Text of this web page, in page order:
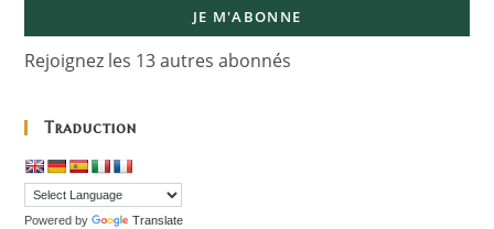
JE M'ABONNE
Rejoignez les 13 autres abonnés
Traduction
Powered by Translate